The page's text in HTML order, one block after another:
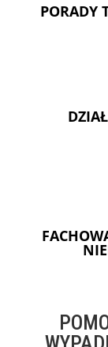
PORADY